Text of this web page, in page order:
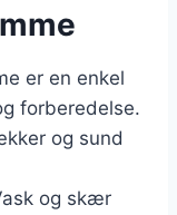
er en enkel
forberedelse.
og sund
og skær